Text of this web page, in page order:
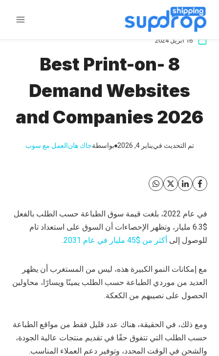
تخطى
المحتوى
16 أبريل 2024
8 Best Print-on-
Demand Websites
and Companies 2026
تم التحديث فييناير 4, 2026 بواسطةجاك هانالعمل مع سوب
في عام 2022، بلغت قيمة سوق الطباعة حسب الطلب بالفعل
$6.3 مليار، وتظهر الإحصاءات أن السوق على استعداد تام
للوصول إلى أكثر من $45 مليار في عام 2031 .
مع إمكانات النمو الكبيرة هذه، ليس من المستغرب أن يظهر
العديد من موردي الطباعة حسب الطلب يمينًا ويسارًا، محاولين
الحصول على نصيبهم من الكعكة.
ومع ذلك، في الحقيقة، هناك عدد قليل فقط من مواقع الطباعة
حسب الطلب التي تتفوق حقًا في تقديم منتجات عالية الجودة،
والشحن في الوقت المحدد، وتوفير دعم العملاء المناسب.